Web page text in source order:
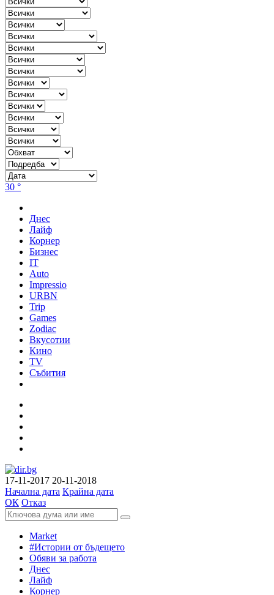
30 °
Днес
Лайф
Корнер
Бизнес
IT
Auto
Impressio
URBN
Trip
Games
Zodiac
Вкусотии
Кино
TV
Събития
17-11-2017 20-11-2018
Начална дата Крайна дата
ОК Отказ
Market
#Истории от бъдещето
Обяви за работа
Днес
Лайф
Корнер